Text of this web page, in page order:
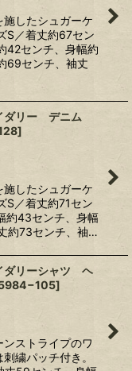
したシュガーケ
S／着丈約67セン
42センチ、身幅約
69センチ、袖丈
ダリー デニム
]
したシュガーケ
S／着丈約71セン
約43センチ、身幅
約73センチ、袖…
ダリーシャツ ヘ
]
ストライプのワ
繍パッチ付き。